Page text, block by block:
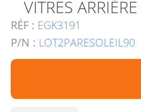
VITRES
RÉF : EGK3191
P/N : LOT2PARESOLEIL90